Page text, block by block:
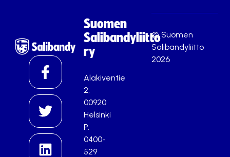
Suomen
Salibandyliitto
ry
Alakiventie
2,
00920
Helsinki
P.
0400-
529
© Suomen
Salibandyliitto
2026